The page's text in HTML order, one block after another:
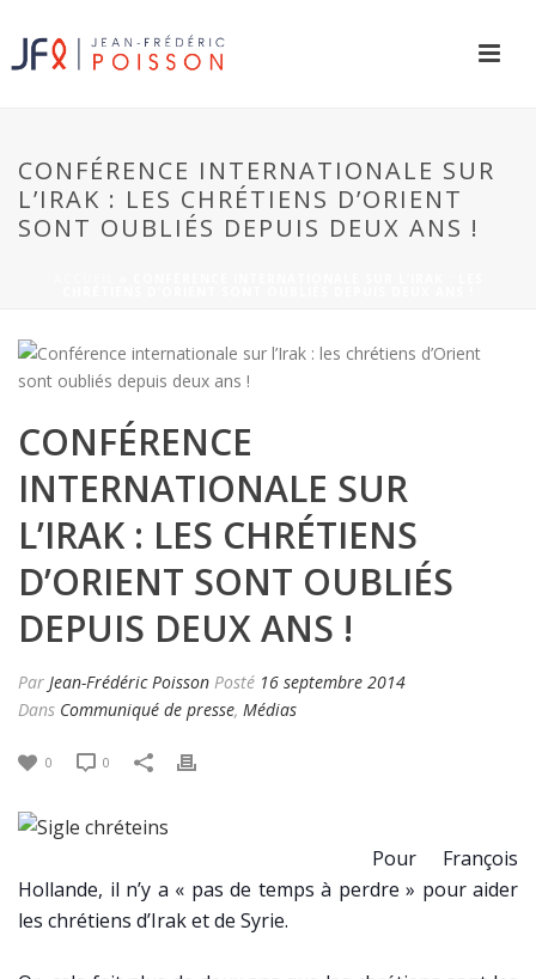
CONFÉRENCE INTERNATIONALE SUR
L’IRAK : LES CHRÉTIENS D’ORIENT
SONT OUBLIÉS DEPUIS DEUX ANS !
CONFÉRENCE
INTERNATIONALE SUR
L’IRAK : LES CHRÉTIENS
D’ORIENT SONT OUBLIÉS
DEPUIS DEUX ANS !
Par Jean-Frédéric Poisson Posté 16 septembre 2014
Dans Communiqué de presse, Médias
0 0
Pour François
Hollande, il n’y a « pas de temps à perdre » pour aider
les chrétiens d’Irak et de Syrie.